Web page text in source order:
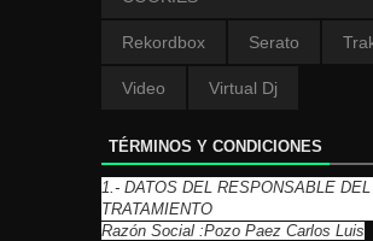
Rekordbox Serato
Video Virtual Dj
TÉRMINOS Y CONDICIONES
1.- DATOS DEL RESPONSABLE DEL
TRATAMIENTO
Razón Social :Pozo Paez Carlos Luis